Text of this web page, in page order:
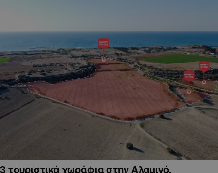
3 τουριστικά χωράφια στην Αλαμινό,